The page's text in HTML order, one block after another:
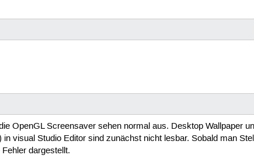
OpenGL Screensaver sehen normal aus. Desktop Wallpaper
visual Studio Editor sind zunächst nicht lesbar. Sobald man
dargestellt.